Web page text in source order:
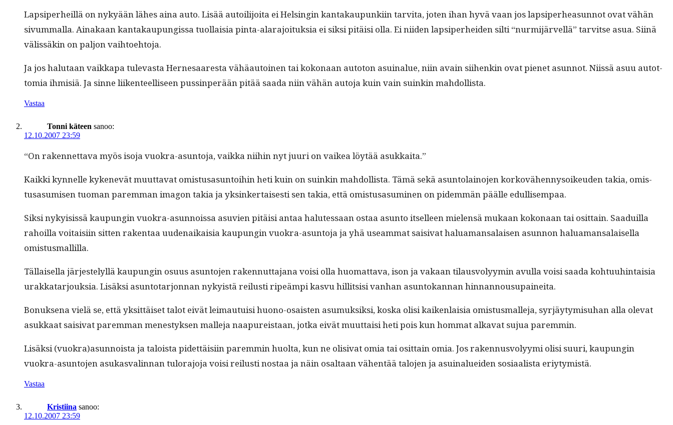
Lap­siper­heil­lä on nykyään läh­es aina auto. Lisää autoil­i­joi­ta ei Helsin­gin kan­takaupunki­in tarvi­ta, joten ihan hyvä vaan jos lap­siper­hea­sun­not ovat vähän
sivum­mal­la. Ainakaan kan­takaupungis­sa tuol­laisia pin­ta-alara­joituk­sia ei sik­si pitäisi olla. Ei niiden lap­siper­hei­den silti “nur­mi­järvel­lä” tarvitse asua. Siinä
välis­säkin on paljon vaihtoehtoja.
Ja jos halu­taan vaikka­pa tulev­as­ta Her­ne­saares­ta vähäau­toinen tai kokon­aan auto­ton asuinalue, niin avain siihenkin ovat pienet asun­not. Niis­sä asuu autot­
to­mia ihmisiä. Ja sinne liiken­teel­liseen puss­in­perään pitää saa­da niin vähän auto­ja kuin vain suinkin mahdollista.
Vastaa
Tonni käteen sanoo:
12.10.2007 23:59
“On raken­net­ta­va myös iso­ja vuokra-asun­to­ja, vaik­ka niihin nyt juuri on vaikea löytää asukkaita.”
Kaik­ki kyn­nelle kykenevät muut­ta­vat omis­tusasun­toi­hin heti kuin on suinkin mah­dol­lista. Tämä sekä asun­to­lain­o­jen korkovähen­nysoikeu­den takia, omis­
tusasumisen tuo­man parem­man imagon takia ja yksinker­tais­es­ti sen takia, että omis­tusasum­i­nen on pidem­män päälle edullisempaa.
Sik­si nyky­i­sis­sä kaupun­gin vuokra-asun­nois­sa asu­vien pitäisi antaa halutes­saan ostaa asun­to itselleen mie­len­sä mukaan kokon­aan tai osit­tain. Saaduil­la
rahoil­la voitaisi­in sit­ten rak­en­taa uude­naikaisia kaupun­gin vuokra-asun­to­ja ja yhä use­am­mat saisi­vat halu­a­mansalaisen asun­non halu­a­mansalaisel­la
omistusmallilla.
Täl­laisel­la jär­jeste­lyl­lä kaupun­gin osu­us asun­to­jen raken­nut­ta­jana voisi olla huo­mat­ta­va, ison ja vakaan tilausvolyymin avul­la voisi saa­da kohtu­uhin­taisia
urakkatar­jouk­sia. Lisäk­si asun­to­tar­jon­nan nyky­istä reilusti ripeämpi kasvu hillit­sisi van­han asun­tokan­nan hinnannousupaineita.
Bonuk­se­na vielä se, että yksit­täiset talot eivät leimau­tu­isi huono-osais­ten asumuk­sik­si, kos­ka olisi kaiken­laisia omis­tus­mall­e­ja, syr­jäy­tymisuhan alla ole­vat
asukkaat saisi­vat parem­man men­estyk­sen malle­ja naa­pureis­taan, jot­ka eivät muut­taisi heti pois kun hom­mat alka­vat sujua paremmin.
Lisäk­si (vuokra)asunnoista ja taloista pidet­täisi­in parem­min huol­ta, kun ne oli­si­vat omia tai osit­tain omia. Jos raken­nusvolyy­mi olisi suuri, kaupun­gin
vuokra-asun­to­jen asukas­valin­nan tulo­rajo­ja voisi reilusti nos­taa ja näin osaltaan vähen­tää talo­jen ja asuinaluei­den sosi­aal­ista eriytymistä.
Vastaa
Kristiina sanoo:
12.10.2007 23:59